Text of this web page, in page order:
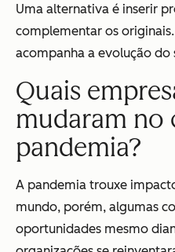
Uma alternativa é inserir
complementar os
acompanha a evolução do
Quais
mudaram no
pandemia?
A pandemia trouxe
mundo, porém, algumas
oportunidades mesmo